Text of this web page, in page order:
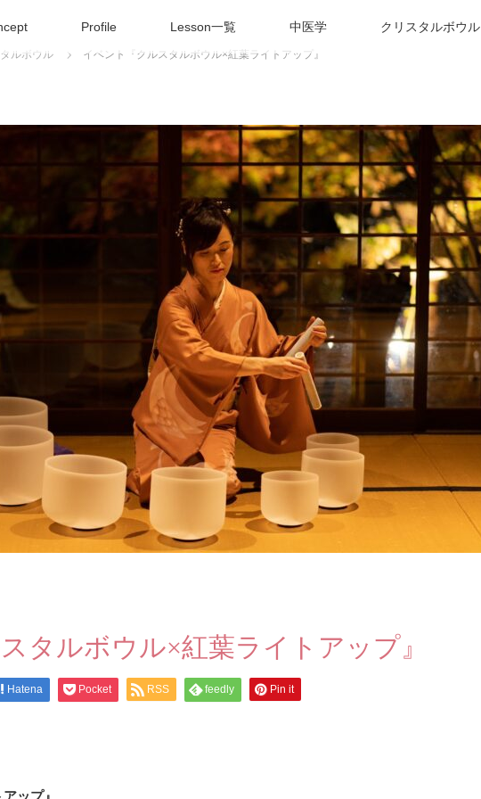
Profile Lesson一覧 中医学 クリスタルボウル
ルボウル イベント『クルスタルボウル×紅葉ライトアップ』
タルボウル×紅葉ライトアップ』
Hatena Pocket RSS feedly Pin it
ップ』